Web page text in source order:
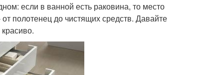
если в ванной есть раковина, то место
полотенец до чистящих средств. Давайте